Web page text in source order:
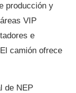
producción y
VIP
e
camión ofrece
de NEP